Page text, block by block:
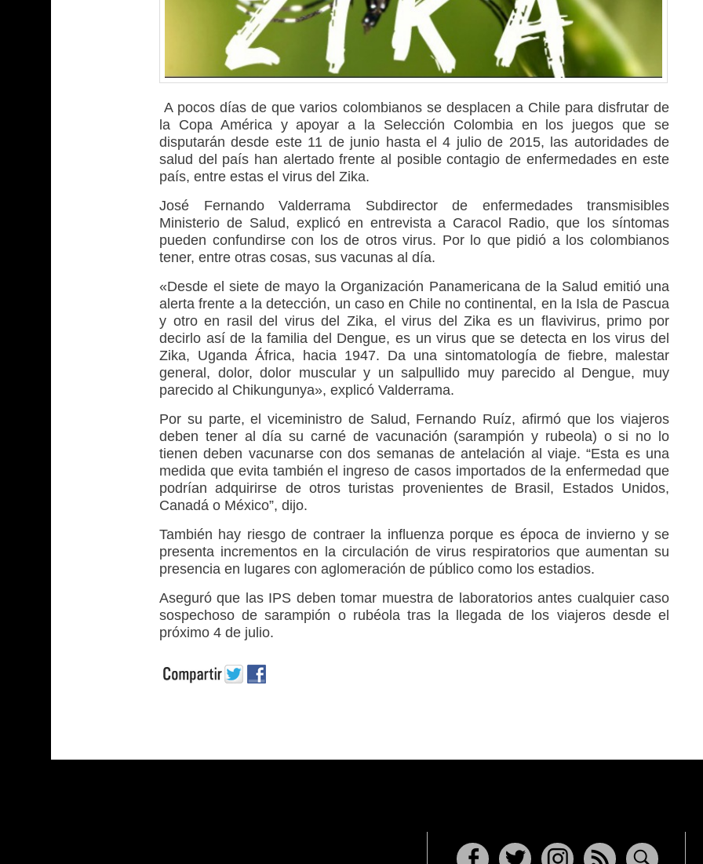
A pocos días de que varios colombianos se desplacen a Chile para disfrutar de
la Copa América y apoyar a la Selección Colombia en los juegos que se
disputarán desde este 11 de junio hasta el 4 julio de 2015, las autoridades de
salud del país han alertado frente al posible contagio de enfermedades en este
país, entre estas el virus del Zika.
José Fernando Valderrama Subdirector de enfermedades transmisibles
Ministerio de Salud, explicó en entrevista a Caracol Radio, que los síntomas
pueden confundirse con los de otros virus. Por lo que pidió a los colombianos
tener, entre otras cosas, sus vacunas al día.
«Desde el siete de mayo la Organización Panamericana de la Salud emitió una
alerta frente a la detección, un caso en Chile no continental, en la Isla de Pascua
y otro en rasil del virus del Zika, el virus del Zika es un flavivirus, primo por
decirlo así de la familia del Dengue, es un virus que se detecta en los virus del
Zika, Uganda África, hacia 1947. Da una sintomatología de fiebre, malestar
general, dolor, dolor muscular y un salpullido muy parecido al Dengue, muy
parecido al Chikungunya», explicó Valderrama.
Por su parte, el viceministro de Salud, Fernando Ruíz, afirmó que los viajeros
deben tener al día su carné de vacunación (sarampión y rubeola) o si no lo
tienen deben vacunarse con dos semanas de antelación al viaje. “Esta es una
medida que evita también el ingreso de casos importados de la enfermedad que
podrían adquirirse de otros turistas provenientes de Brasil, Estados Unidos,
Canadá o México”, dijo.
También hay riesgo de contraer la influenza porque es época de invierno y se
presenta incrementos en la circulación de virus respiratorios que aumentan su
presencia en lugares con aglomeración de público como los estadios.
Aseguró que las IPS deben tomar muestra de laboratorios antes cualquier caso
sospechoso de sarampión o rubéola tras la llegada de los viajeros desde el
próximo 4 de julio.